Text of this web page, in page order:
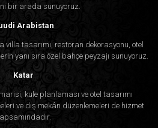
bir arada sunuyoruz.
Arabistan
tasarımı, restoran dekorasyonu, otel
yanı sıra özel bahçe peyzajı sunuyoruz.
Katar
kule planlaması ve otel tasarımı
ve dış mekân düzenlemeleri de hizmet